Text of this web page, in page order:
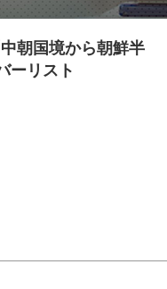
朝国境から朝鮮半
ーリスト